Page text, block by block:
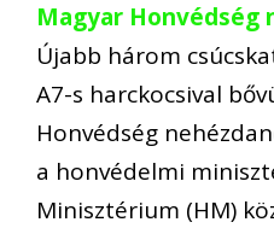
Magyar Honvédség
Újabb három
A7-s harckocsival
Honvédség
a honvédelmi
Minisztérium (HM)